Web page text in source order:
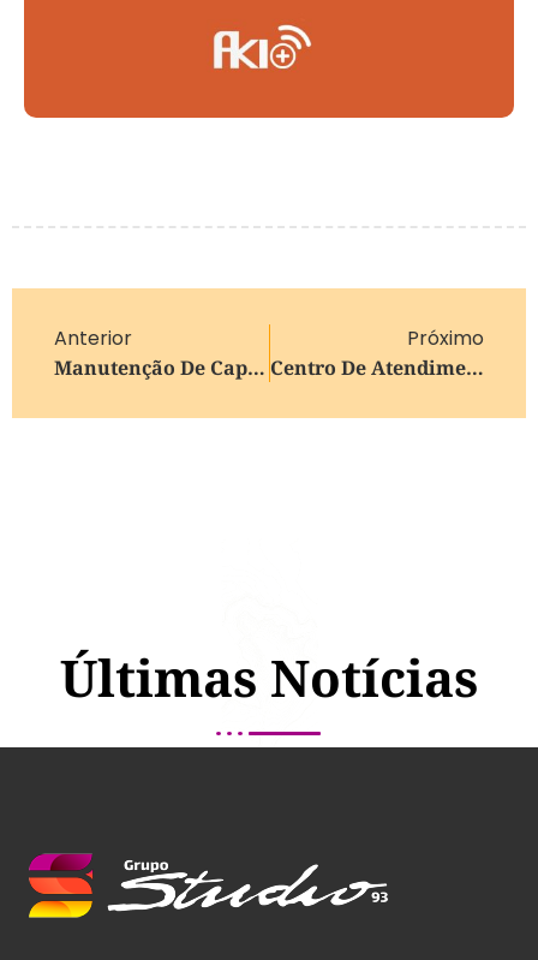
Anterior
Manutenção De Capa Asfáltica Na Rua Tronca Em Caxias Do Sul Ocasiona Bloqueios No Trânsito
Próximo
Centro De Atendimento Em Saúde À Pessoa Idosa Realiza Mais De 10 Mil Exames E Consultas No Virvi Ramos
Últimas Notícias